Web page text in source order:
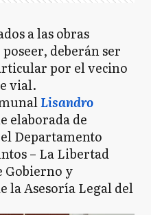
a las obras
poseer, deberán ser
por el vecino
vial.
Lisandro
elaborada de
Departamento
– La Libertad
Gobierno y
la Asesoría Legal del